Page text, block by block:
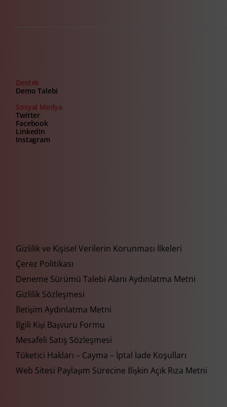
Destek
Demo Talebi
Sosyal Medya
Twitter
Facebook
LinkedIn
Instagram
Gizlilik ve Kişisel Verilerin Korunması İlkeleri
Çerez Politikası
Deneme Sürümü Talebi Alanı Aydınlatma Metni
Gizlilik Sözleşmesi
İletişim Aydınlatma Metni
İlgili Kişi Başvuru Formu
Mesafeli Satış Sözleşmesi
Tüketici Hakları – Cayma – İptal İade Koşulları
Web Sitesi Paylaşım Sürecine İlişkin Açık Rıza Metni